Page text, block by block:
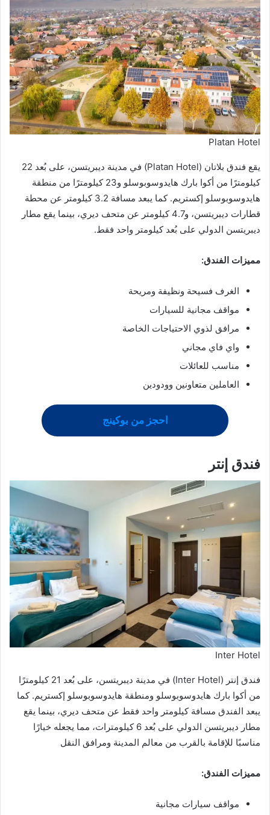
Platan Hotel
يقع فندق بلاتان (Platan Hotel) في مدينة ديبريتسن، على بُعد 22
كيلومترًا من أكوا بارك هايدوسوبوسلو و23 كيلومترًا من منطقة
هايدوسوبوسلو إكستريم. كما يبعد مسافة 3.2 كيلومتر عن محطة
قطارات ديبريتسن، و4.7 كيلومتر عن متحف ديري، بينما يقع مطار
ديبريتسن الدولي على بُعد كيلومتر واحد فقط.
مميزات الفندق:
الغرف فسيحة ونظيفة ومريحة
مواقف مجانية للسيارات
مرافق لذوي الاحتياجات الخاصة
واي فاي مجاني
مناسب للعائلات
العاملين متعاونين وودودين
احجز من بوكينج
فندق إنتر
Inter Hotel
فندق إنتر (Inter Hotel) في مدينة ديبريتسن، على بُعد 21 كيلومترًا
من أكوا بارك هايدوسوبوسلو ومنطقة هايدوسوبوسلو إكستريم. كما
يبعد الفندق مسافة كيلومتر واحد فقط عن متحف ديري، بينما يقع
مطار ديبريتسن الدولي على بُعد 6 كيلومترات، مما يجعله خيارًا
مناسبًا للإقامة بالقرب من معالم المدينة ومرافق النقل
مميزات الفندق:
مواقف سيارات مجانية